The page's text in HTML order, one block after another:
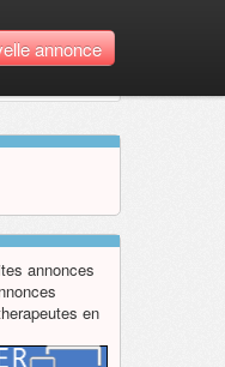
annonce
annonces
en